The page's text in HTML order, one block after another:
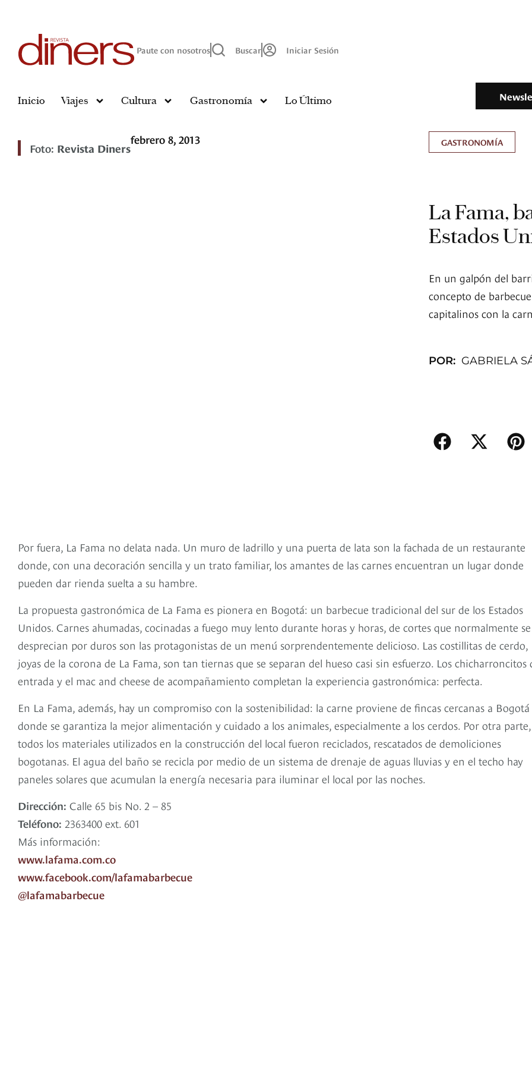
Paute con nosotros Buscar Iniciar Sesión
Inicio Viajes Cultura Gastronomía Lo Último
Foto: Revista Diners
febrero 8, 2013 GASTRONOMÍA
La Fama,
Estados
En un galpón del
concepto de
capitalinos con la
POR: GABRIELA
Por fuera, La Fama no delata nada. Un muro de ladrillo y una puerta de lata son la fachada de un restaurante
donde, con una decoración sencilla y un trato familiar, los amantes de las carnes encuentran un lugar donde
pueden dar rienda suelta a su hambre.
La propuesta gastronómica de La Fama es pionera en Bogotá: un barbecue tradicional del sur de los Estados
Unidos. Carnes ahumadas, cocinadas a fuego muy lento durante horas y horas, de cortes que normalmente se
desprecian por duros son las protagonistas de un menú sorprendentemente delicioso. Las costillitas de cerdo,
joyas de la corona de La Fama, son tan tiernas que se separan del hueso casi sin esfuerzo. Los chicharroncitos
entrada y el mac and cheese de acompañamiento completan la experiencia gastronómica: perfecta.
En La Fama, además, hay un compromiso con la sostenibilidad: la carne proviene de fincas cercanas a Bogotá
donde se garantiza la mejor alimentación y cuidado a los animales, especialmente a los cerdos. Por otra parte,
todos los materiales utilizados en la construcción del local fueron reciclados, rescatados de demoliciones
bogotanas. El agua del baño se recicla por medio de un sistema de drenaje de aguas lluvias y en el techo hay
paneles solares que acumulan la energía necesaria para iluminar el local por las noches.
Dirección: Calle 65 bis No. 2 – 85
Teléfono: 2363400 ext. 601
Más información:
www.lafama.com.co
www.facebook.com/lafamabarbecue
@lafamabarbecue